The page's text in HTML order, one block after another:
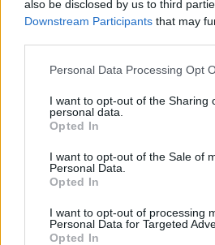
also be disclosed by us to third
Downstream Participants that may
Please note that this website/app
not limited to your visit or usage
grant or deny consent to Google
use your data for below specified
consent section.
Personal Data Processing Opt
I want to opt-out of the Sharing
personal data.
Opted In
I want to opt-out of the Sale of
Personal Data.
Opted In
I want to opt-out of processing
Personal Data for Targeted
Opted In
FÓKUSZ VIDEÓ
SZEZON #